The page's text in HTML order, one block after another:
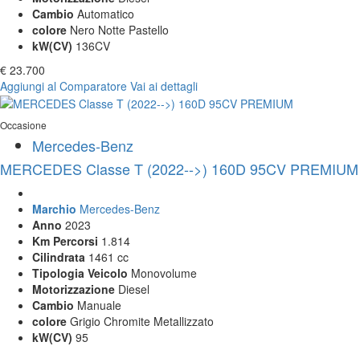
Cambio Automatico
colore Nero Notte Pastello
kW(CV) 136CV
€ 23.700
Aggiungi al Comparatore Vai ai dettagli
Occasione
Mercedes-Benz
MERCEDES Classe T (2022-->) 160D 95CV PREMIUM
Marchio Mercedes-Benz
Anno 2023
Km Percorsi 1.814
Cilindrata 1461 cc
Tipologia Veicolo Monovolume
Motorizzazione Diesel
Cambio Manuale
colore Grigio Chromite Metallizzato
kW(CV) 95